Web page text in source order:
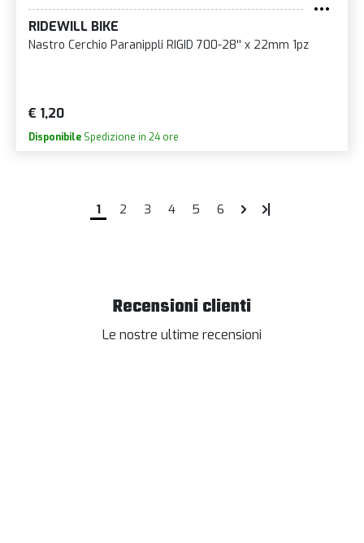
RIDEWILL BIKE
Nastro Cerchio Paranippli RIGID 700-28'' x 22mm 1pz
€ 1,20
Disponibile Spedizione in 24 ore
1 2 3 4 5 6
Recensioni clienti
Le nostre ultime recensioni